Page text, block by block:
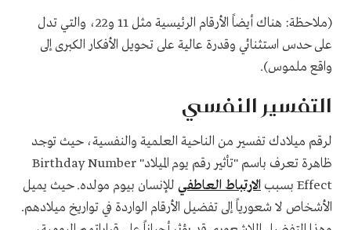
(ملاحظة: هناك أيضاً الأرقام الرئيسية مثل 11 و22، والتي تدل
على حدس استثنائي وقدرة عالية على تحويل الأفكار الكبرى إلى
واقع ملموس).
التفسير النفسي
لرقم ميلادك تفسير من الناحية العلمية والنفسية، حيث توجد
ظاهرة تعرف باسم "تأثير رقم يوم الميلاد" Birthday Number
Effect بسبب
الارتباط العاطفي للإنسان بيوم مولده. حيث يميل
الأشخاص لا شعورياً إلى تفضيل الأرقام الواردة في تواريخ ميلادهم.